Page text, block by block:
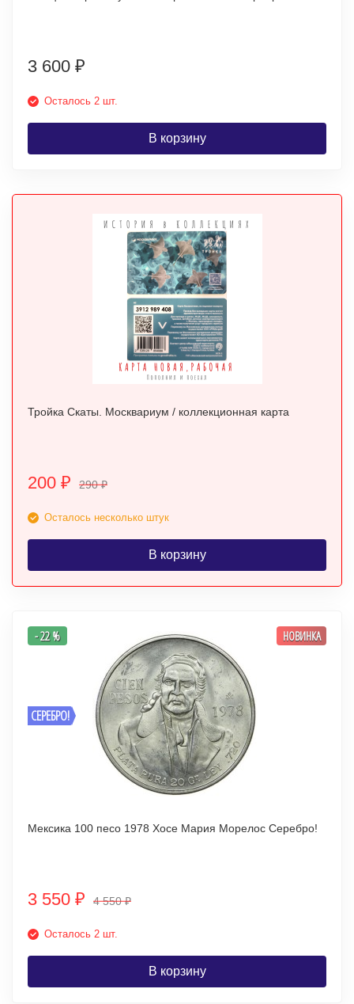
3 600 ₽
Осталось 2 шт.
В корзину
Тройка Скаты. Москвариум / коллекционная карта
200 ₽ 290₽
Осталось несколько штук
В корзину
СЕРЕБРО!
- 22 % НОВИНКА
Мексика 100 песо 1978 Хосе Мария Морелос Серебро!
3 550 ₽ 4 550₽
Осталось 2 шт.
В корзину